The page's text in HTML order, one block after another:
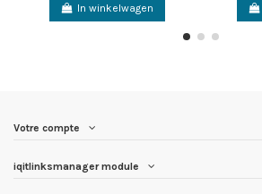
In winkelwagen
Votre compte
iqitlinksmanager module